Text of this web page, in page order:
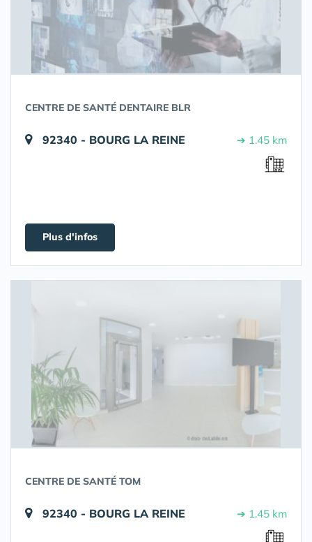
CENTRE DE SANTÉ DENTAIRE BLR
92340 - BOURG LA REINE ➔ 1.45 km
Plus d'infos
CENTRE DE SANTÉ TOM
92340 - BOURG LA REINE ➔ 1.45 km